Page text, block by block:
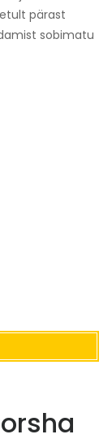
pärast
sobimatu